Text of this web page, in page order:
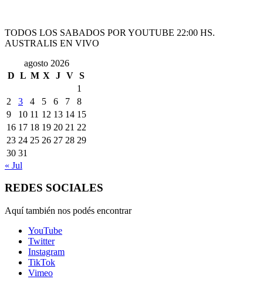
TODOS LOS SABADOS POR YOUTUBE 22:00 HS.
AUSTRALIS EN VIVO
agosto 2026
D L M X J V S
1
2
3 4 5 6 7
8
9
10 11 12 13 14 15
16 17 18 19 20 21 22
23 24 25 26 27 28 29
30 31
« Jul
REDES SOCIALES
Aquí también nos podés encontrar
YouTube
Twitter
Instagram
TikTok
Vimeo